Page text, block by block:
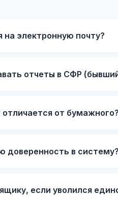
электронную почту?
отчеты в СФР
от
доверенность в
если уволился